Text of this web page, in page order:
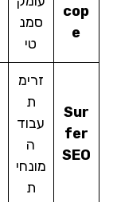
cop
e
סמנ
טי
Sur
fer
SEO
זרימ
ת
עבוד
ה
מונחי
ת